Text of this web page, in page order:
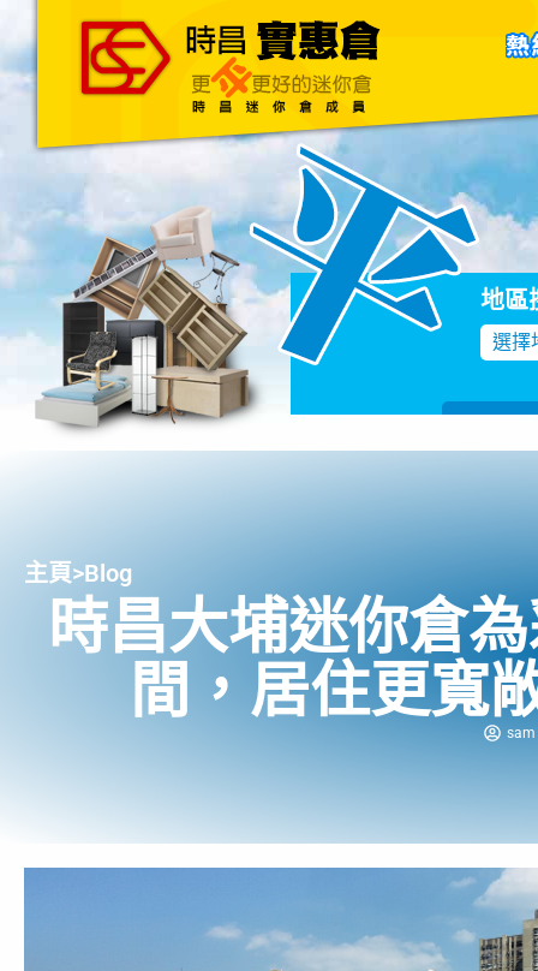
主頁 關於我們 聯絡我們
地區
選擇
主頁>Blog
時昌大埔迷你倉
間，居住更寬
sam